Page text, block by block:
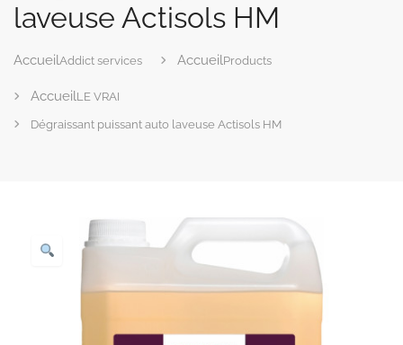
laveuse Actisols HM
Addict services Products
LE VRAI
Dégraissant puissant auto laveuse Actisols HM